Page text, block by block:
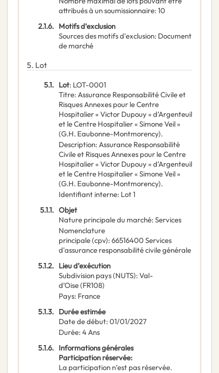
attribués à un soumissionnaire: 10
2.1.6. Motifs d’exclusion
Sources des motifs d'exclusion: Document
de marché
5. Lot
5.1. Lot: LOT-0001
Titre: Assurance Responsabilité Civile et
Risques Annexes pour le Centre
Hospitalier « Victor Dupouy » d’Argenteuil
et le Centre Hospitalier « Simone Veil »
(G.H. Eaubonne-Montmorency).
Description: Assurance Responsabilité
Civile et Risques Annexes pour le Centre
Hospitalier « Victor Dupouy » d’Argenteuil
et le Centre Hospitalier « Simone Veil »
(G.H. Eaubonne-Montmorency).
Identifiant interne: Lot 1
5.1.1. Objet
Nature principale du marché: Services
Nomenclature
principale(cpv): 66516400 Services
d'assurance responsabilité civile générale
5.1.2. Lieu d’exécution
Subdivision pays (NUTS): Val-
d’Oise(FR108)
Pays: France
5.1.3. Durée estimée
Date de début: 01/01/2027
Durée: 4Ans
5.1.6. Informations générales
Participation réservée:
La participation n’est pas réservée.